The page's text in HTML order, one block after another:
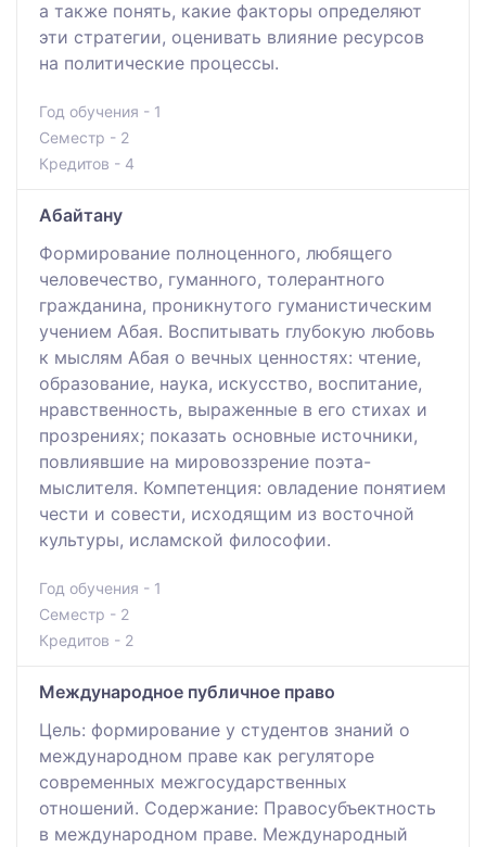
а также понять, какие факторы определяют
эти стратегии, оценивать влияние ресурсов
на политические процессы.
Год обучения - 1
Семестр - 2
Кредитов - 4
Абайтану
Формирование полноценного, любящего
человечество, гуманного, толерантного
гражданина, проникнутого гуманистическим
учением Абая. Воспитывать глубокую любовь
к мыслям Абая о вечных ценностях: чтение,
образование, наука, искусство, воспитание,
нравственность, выраженные в его стихах и
прозрениях; показать основные источники,
повлиявшие на мировоззрение поэта-
мыслителя. Компетенция: овладение понятием
чести и совести, исходящим из восточной
культуры, исламской философии.
Год обучения - 1
Семестр - 2
Кредитов - 2
Международное публичное право
Цель: формирование у студентов знаний о
международном праве как регуляторе
современных межгосударственных
отношений. Содержание: Правосубъектность
в международном праве. Международный